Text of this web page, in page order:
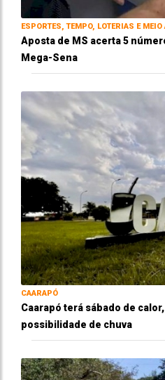
ESPORTES, TEMPO, LOTERIAS E MEIO
Aposta de MS acerta 5
Mega-Sena
CAARAPÓ
Caarapó terá sábado de
possibilidade de chuva